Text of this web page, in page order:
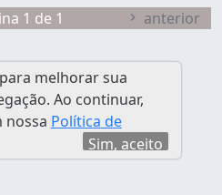
1 de 1 anterior
melhorar sua
Ao continuar,
nossa Política de
Sim, aceito